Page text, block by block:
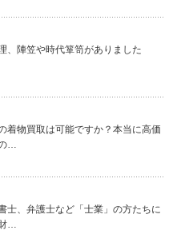
、陣笠や時代箪笥がありました
着物買取は可能ですか？本当に高価
…
士、弁護士など「士業」の方たちに
…